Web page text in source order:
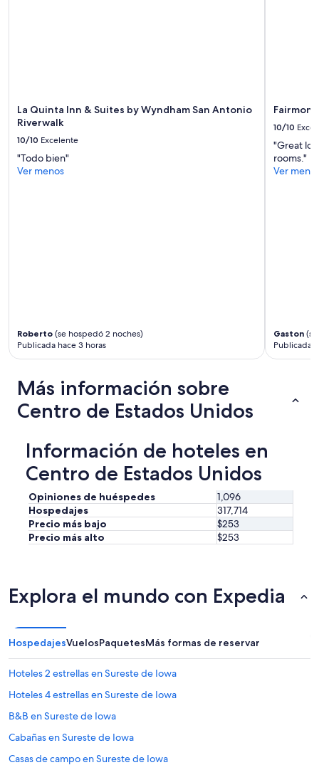
La Quinta Inn & Suites by Wyndham San Antonio
Riverwalk
10/10 Excelente
"Todo bien"
Ver menos
Roberto (se hospedó 2 noches)
Publicada hace 3 horas
10/10
"Great
rooms."
Ver
Gaston
Publicada
Más información sobre
Centro de Estados Unidos
Información de hoteles en
Centro de Estados Unidos
Opiniones de huéspedes
1,096
Hospedajes
317,714
Precio más bajo
$253
Precio más alto
$253
Explora el mundo con Expedia
HospedajesVuelosPaquetesMás formas de reservar
Hoteles 2 estrellas en Sureste de Iowa
Hoteles 4 estrellas en Sureste de Iowa
B&B en Sureste de Iowa
Cabañas en Sureste de Iowa
Casas de campo en Sureste de Iowa